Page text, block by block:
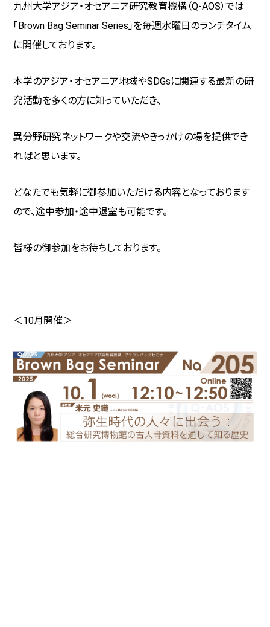
九州大学アジア・オセアニア研究教育機構（Q-AOS）では
「 Brown Bag Seminar Series」を毎週水曜日のランチタイム
に開催しております。
本学のアジア・オセアニア地域やSDGsに関連する最新の研
究活動を多くの方に知っていただき、
異分野研究ネットワークや交流やきっかけの場を提供でき
ればと思います。
どなたでも気軽に御参加いただける内容となっております
ので、途中参加・途中退室も可能です。
皆様の御参加をお待ちしております。
＜10月開催＞